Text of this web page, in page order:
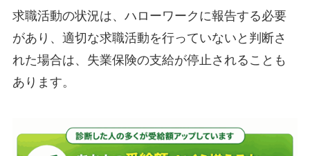
求職活動の状況は、ハローワークに報告する必要
があり、適切な求職活動を行っていないと判断さ
れた場合は、失業保険の支給が停止されることも
あります。